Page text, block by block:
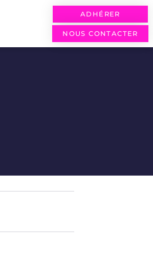
ADHÉRER
NOUS CONTACTER